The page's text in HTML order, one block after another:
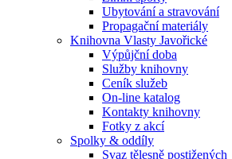
Ubytování a stravování
Propagační materiály
Knihovna Vlasty Javořické
Výpůjční doba
Služby knihovny
Ceník služeb
On-line katalog
Kontakty knihovny
Fotky z akcí
Spolky & oddíly
Svaz tělesně postižených